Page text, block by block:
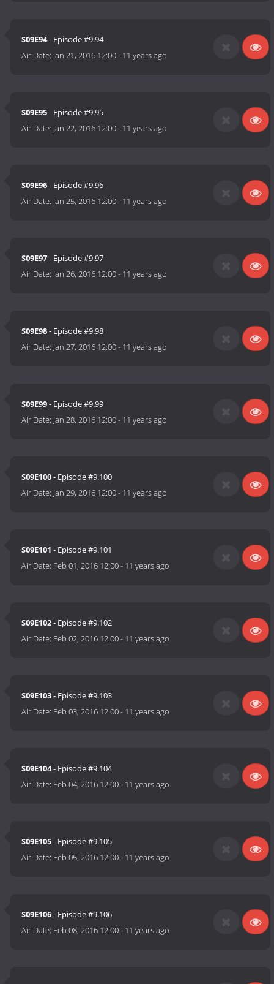
S09E94- Episode #9.94
Air Date: Jan 21, 2016 12:00- 11 years ago
S09E95- Episode #9.95
Air Date: Jan 22, 2016 12:00- 11 years ago
S09E96- Episode #9.96
Air Date: Jan 25, 2016 12:00- 11 years ago
S09E97- Episode #9.97
Air Date: Jan 26, 2016 12:00- 11 years ago
S09E98- Episode #9.98
Air Date: Jan 27, 2016 12:00- 11 years ago
S09E99- Episode #9.99
Air Date: Jan 28, 2016 12:00- 11 years ago
S09E100- Episode #9.100
Air Date: Jan 29, 2016 12:00- 11 years ago
S09E101 - Episode #9.101
Air Date: Feb 01, 2016 12:00- 11 years ago
S09E102- Episode #9.102
Air Date: Feb 02, 2016 12:00- 11 years ago
S09E103- Episode #9.103
Air Date: Feb 03, 2016 12:00- 11 years ago
S09E104- Episode #9.104
Air Date: Feb 04, 2016 12:00- 11 years ago
S09E105- Episode #9.105
Air Date: Feb 05, 2016 12:00- 11 years ago
S09E106- Episode #9.106
Air Date: Feb 08, 2016 12:00- 11 years ago